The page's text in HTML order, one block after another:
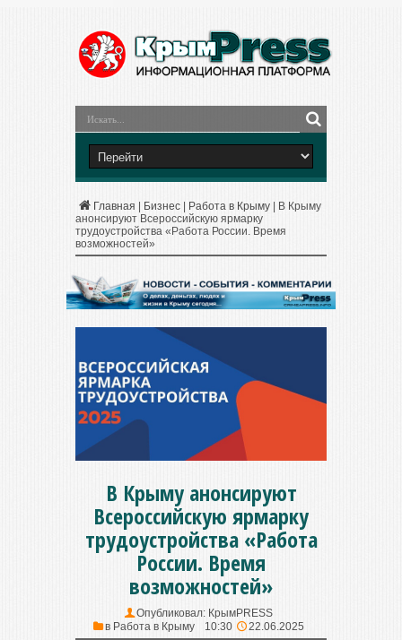
Главная Бизнес Работа в Крыму
В Крыму
анонсируют Всероссийскую ярмарку
трудоустройства «Работа России. Время
возможностей»
В Крыму анонсируют
Всероссийскую ярмарку
трудоустройства «Работа
России. Время
возможностей»
Опубликовал: КрымPRESS
в Работа в Крыму 10:30 22.06.2025